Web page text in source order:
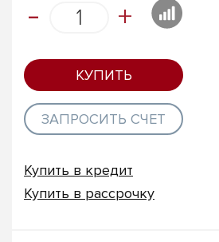
- +
КУПИТЬ
ЗАПРОСИТЬ СЧЕТ
Купить в кредит
Купить в рассрочку